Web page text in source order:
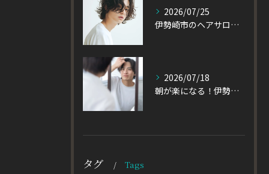
2026/07/25
伊勢崎市のヘアサロン発！黒髪でも重たく見えない大人パーマとは
2026/07/18
朝が楽になる！伊勢崎市の美容室が教える大人パーマスタイル
タグ Tags